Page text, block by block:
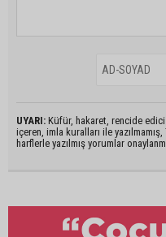
UYARI: Küfür, hakaret, rencide edici
içeren, imla kuralları ile
harflerle yazılmış yorumlar